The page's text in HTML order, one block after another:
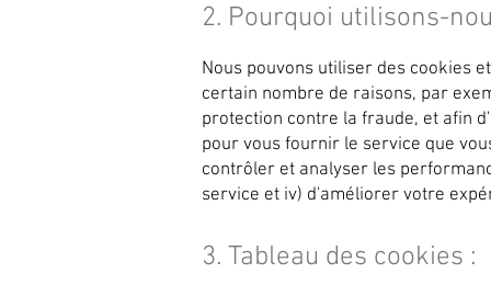
2. Pourquoi utilisons-
Nous pouvons utiliser des cookies
certain nombre de raisons, par
protection contre la fraude, et afin
pour vous fournir le service que
contrôler et analyser les
service et iv) d'améliorer votre
3. Tableau des cookies :